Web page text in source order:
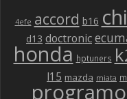
4efe accord b16
d13 doctronic
honda hptuners
l15 mazda miata